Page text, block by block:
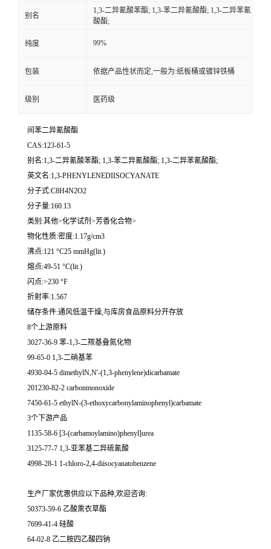
别名
1,3-二异氰酸苯酯; 1,3-苯二异氰酸酯; 1,3-二异苯氰
酸酯;
纯度 99%
包装 依据产品性状而定,一般为:纸板桶或镀锌铁桶
级别 医药级
间苯二异氰酸酯
CAS:123-61-5
别名:1,3-二异氰酸苯酯; 1,3-苯二异氰酸酯; 1,3-二异苯氰酸酯;
英文名:1,3-PHENYLENEDIISOCYANATE
分子式:C8H4N2O2
分子量:160.13
类别:其他>化学试剂>芳香化合物>
物化性质:密度:1.17g/cm3
沸点:121 °C25 mmHg(lit.)
熔点:49-51 °C(lit.)
闪点:>230 °F
折射率:1.567
储存条件:通风低温干燥,与库房食品原料分开存放
8个上游原料
3027-36-9 苯-1,3-二羰基叠氮化物
99-65-0 1,3-二硝基苯
4930-04-5 dimethylN,N'-(1,3-phenylene)dicarbamate
201230-82-2 carbonmonoxide
7450-61-5 ethylN-(3-ethoxycarbonylaminophenyl)carbamate
3个下游产品
1135-58-6 [3-(carbamoylamino)phenyl]urea
3125-77-7 1,3-亚苯基二异硫氰酸
4998-28-1 1-chloro-2,4-diisocyanatobenzene
生产厂家优惠供应以下品种,欢迎咨询:
50373-59-6 乙酸熏衣草酯
7699-41-4 硅酸
64-02-8 乙二胺四乙酸四钠